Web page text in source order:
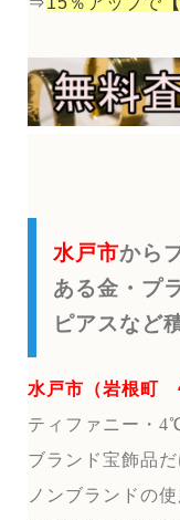
水戸市から
ある金・プ
ピアスなど
水戸市（岩根町
ティファニー・
ブランド宝飾品だ
ノンブランドの